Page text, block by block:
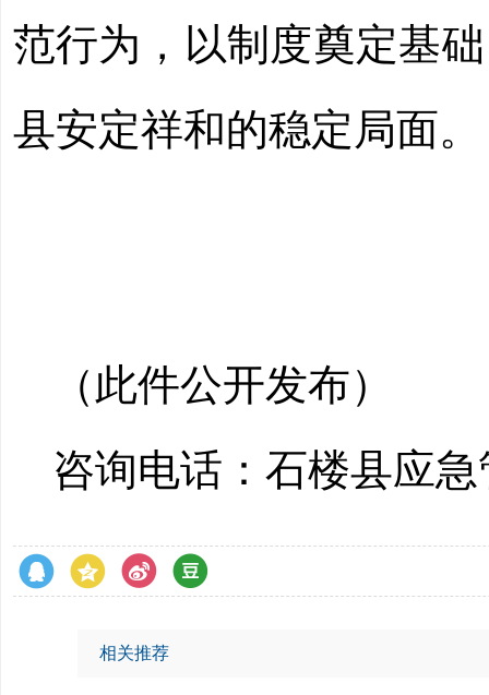
范行为，以制度奠定基
县安定祥和的稳定局面。
（此件公开发布）
咨询电话：石楼县应
相关推荐